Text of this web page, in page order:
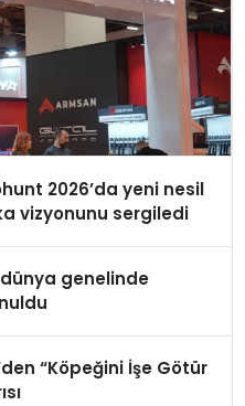
2026’da yeni nesil
vizyonunu sergiledi
genelinde
“Köpeğini İşe Götür